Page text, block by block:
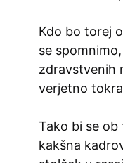
Kdo bo torej
se
zdravstvenih
verjetno
Tako bi se
kakšna